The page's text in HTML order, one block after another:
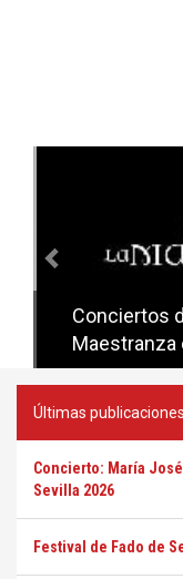
Conciertos
Maestranza
Conciertos
Sevilla
Últimas publicaciones
Concierto: María
Sevilla 2026
Festival de Fado de